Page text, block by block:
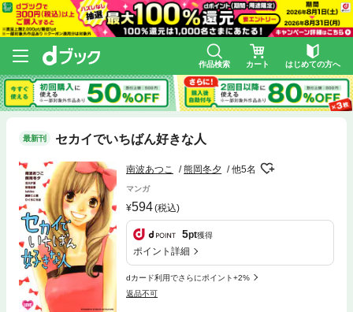
作品検索 カート はじめての方へ
最新刊 セカイでいちばん好きな人
南波あつこ 熊岡冬夕 他5名
マンガ
594(税込)
5pt獲得
ポイント詳細
dカード利用でさらにポイント+2%
返品不可